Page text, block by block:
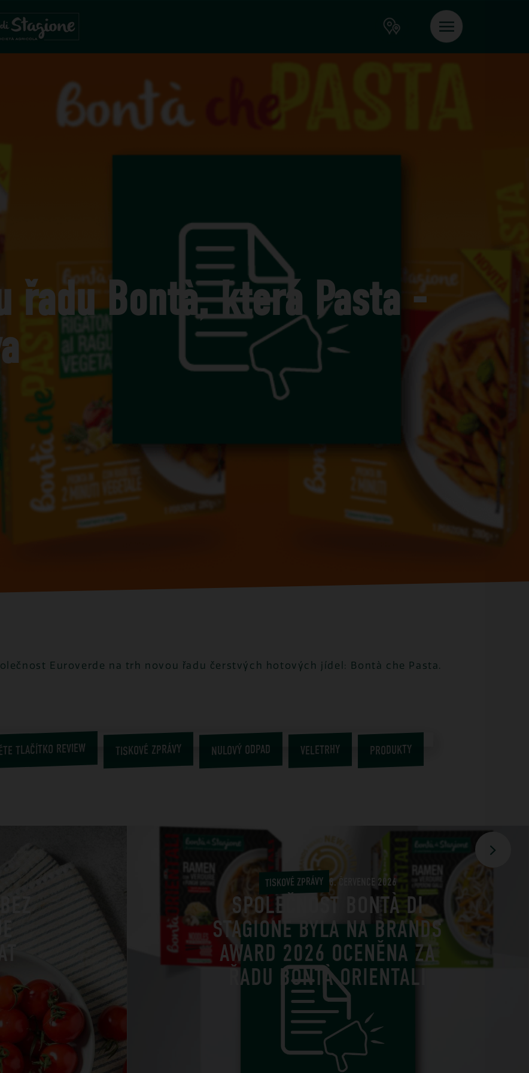
řadu Bontà, která Pasta -
Euroverde na trh novou řadu čerstvých hotových jídel: Bontà che Pasta.
TLAČÍTKO REVIEW TISKOVÉ ZPRÁVY NULOVÝ ODPAD VELETRHY PRODUKTY
TISKOVÉ ZPRÁVY 8. ČERVENCE 2026
SPOLEČNOST BONTÀ DI
STAGIONE BYLA NA BRANDS
AWARD 2026 OCENĚNA ZA
ŘADU BONTÀ ORIENTALI